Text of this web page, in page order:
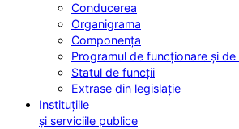
Conducerea
Organigrama
Componența
Programul de funcționare și de
Statul de funcții
Extrase din legislație
Instituțiile
și serviciile publice